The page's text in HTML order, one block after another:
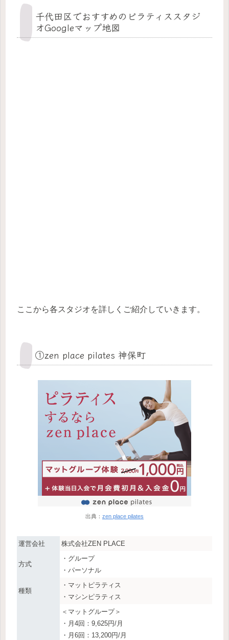
千代田区でおすすめのピラティススタジ
オGoogleマップ地図
ここから各スタジオを詳しくご紹介していきます。
①zen place pilates 神保町
出典： zen place pilates
運営会社 株式会社ZEN PLACE
方式
・グループ
・パーソナル
種類
・マットピラティス
・マシンピラティス
＜マットグループ＞
・月4回：9,625円/月
・月6回：13,200円/月